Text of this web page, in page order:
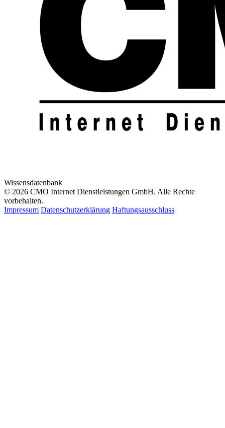
Wissensdatenbank
© 2026 CMO Internet Dienstleistungen GmbH. Alle Rechte
vorbehalten.
Impressum Datenschutzerklärung Haftungsausschluss